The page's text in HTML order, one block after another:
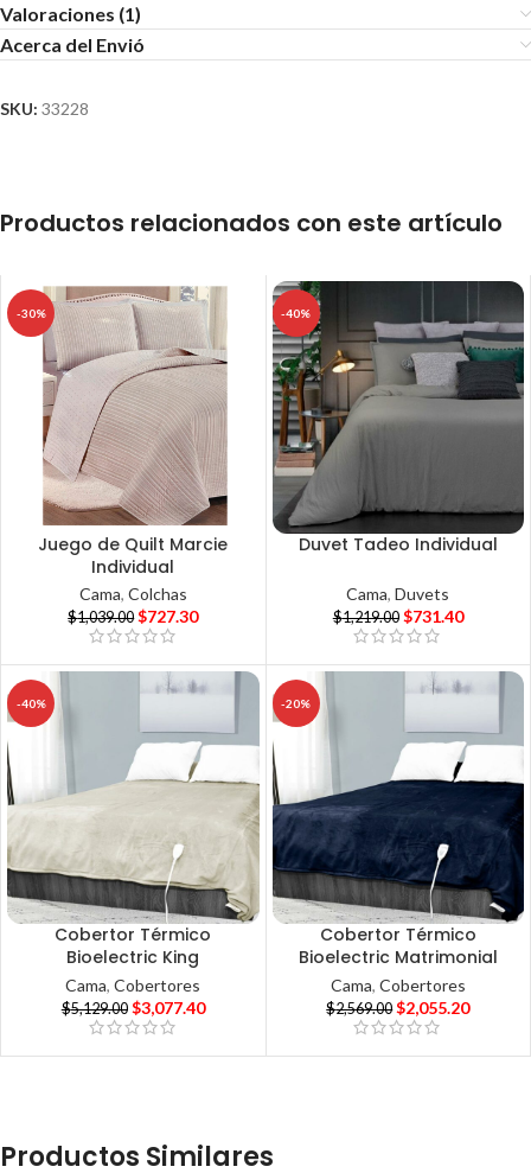
Valoraciones (1)
Acerca del Envió
SKU: 33228
Productos relacionados con este artículo
-30%
Juego de Quilt Marcie
Individual
Cama, Colchas
$1,039.00 $727.30
-40%
Duvet Tadeo Individual
Cama,Duvets
$1,219.00 $731.40
-40%
Cobertor Térmico
Bioelectric King
Cama,Cobertores
$5,129.00 $3,077.40
-20%
Cobertor Térmico
Bioelectric Matrimonial
Cama, Cobertores
$2,569.00 $2,055.20
Productos Similares